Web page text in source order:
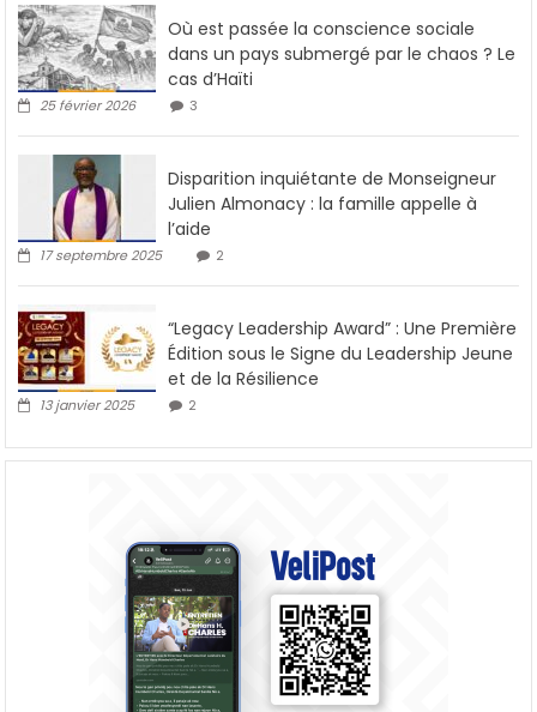
Où est passée la conscience sociale
dans un pays submergé par le chaos ? Le
cas d’Haïti
25 février 2026 3
Disparition inquiétante de Monseigneur
Julien Almonacy : la famille appelle à
l’aide
17 septembre 2025 2
“Legacy Leadership Award” : Une Première
Édition sous le Signe du Leadership Jeune
et de la Résilience
13 janvier 2025 2